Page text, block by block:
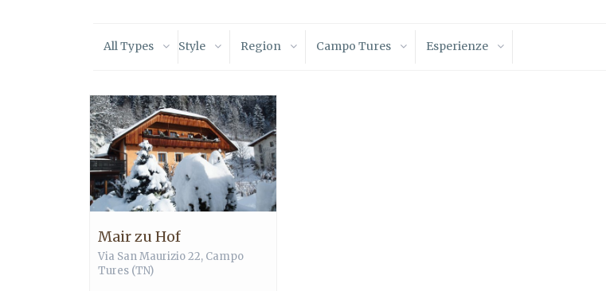
All Types Style Region Campo Tures Esperienze
Mair zu Hof
Via San Maurizio 22, Campo
Tures (TN)